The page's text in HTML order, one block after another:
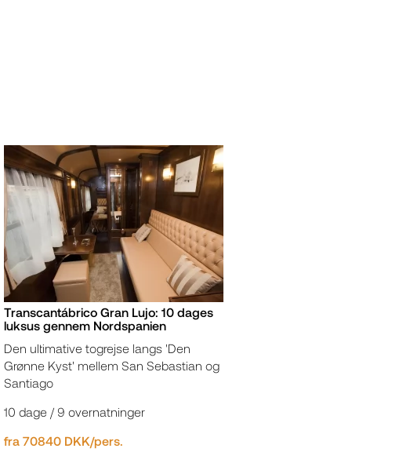
Transcantábrico Gran Lujo: 10 dages
luksus gennem Nordspanien
Den ultimative togrejse langs 'Den
Grønne Kyst' mellem San Sebastian og
Santiago
10 dage / 9 overnatninger
fra 70840 DKK/pers.